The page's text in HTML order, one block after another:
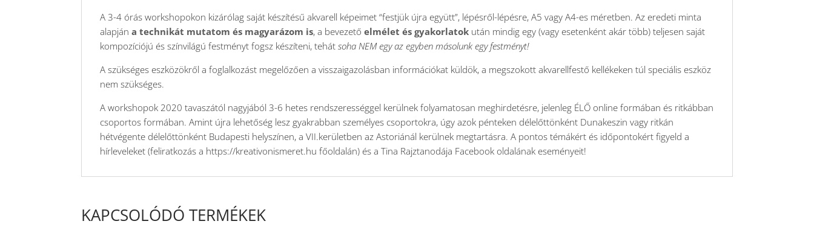
A 3-4 órás workshopokon kizárólag saját készítésű akvarell képeimet “festjük újra együtt”, lépésről-lépésre, A5 vagy A4-es méretben. Az eredeti minta
alapjána technikát mutatom és magyarázom is, a bevezetőelmélet és gyakorlatok után mindig egy (vagy esetenként akár több) teljesen saját
kompozíciójú és színvilágú festményt fogsz készíteni, tehát soha NEM egy az egyben másolunk egy festményt!
A szükséges eszközökről a foglalkozást megelőzően a visszaigazolásban információkat küldök, a megszokott akvarellfestő kellékeken túl speciális eszköz
nem szükséges.
A workshopok 2020 tavaszától nagyjából 3-6 hetes rendszerességgel kerülnek folyamatosan meghirdetésre, jelenleg ÉLŐ online formában és ritkábban
csoportos formában. Amint újra lehetőség lesz gyakrabban személyes csoportokra, úgy azok pénteken délelőttönként Dunakeszin vagy ritkán
hétvégente délelőttönként Budapesti helyszínen, a VII.kerületben az Astoriánál kerülnek megtartásra. A pontos témákért és időpontokért figyeld a
hírleveleket (feliratkozás a https://kreativonismeret.hu főoldalán) és a Tina Rajztanodája Facebook oldalának eseményeit!
KAPCSOLÓDÓ TERMÉKEK